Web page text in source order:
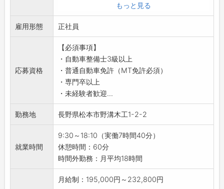
ィ、フォルクスワーゲン、ポルシェ、
ライスラー、ジープ、ジャガー、
ロータス、ボルボ、プジョー、ルノー、シトロ
エン、フィアット、アルファロメオ
ロイヤルでは、スタッフ一人ひとりが輝ける環
境を大切にしています◎
せんか？
あなたが活躍できるフィールドを用意して、お
待ちしております！
全力でサポートします♪
共に大きく成長していきましょう！
＼
お教えいたします◎
・車検のコバックのチェーン店としての研修も
ップします♪
・心温かい先輩たちが丁寧かつ優しく教えてく
れます♪
【職場の雰囲気・社風】
■意思疎通が図りやすい職場を目指していま
す！
・直接、先輩や上司に何でも話せる「1on1面
談」を実施！
・「伝わる伝え方」の研修を実施！
■さまざまなスタッフが活躍！
・スタッフの年代別構成比率は、20代が
12％。
・消耗部品の交換
・鈑金作業
★お客様が安心してカーライフを送れるよう、
車を整備する大切なお仕事です♪
【やりがい】
・任された仕事をやり遂げたときの達成感！
・難解な不具合の原因を特定して解決したとき
に、自身の成長を感じられます！
・お客様からいただく感謝の言葉は、明日の仕
事へのモチベーションに繋がります◎
・マツダ独自の価値観に基づき、お客様の信頼
を得るために“心技の育成”を目標とし、人材育
成に力を入れています。
・継続的な成長確認を通じて研鑽に励み、社員
もっと見る
雇用形態 正社員
応募資格
【必須事項】
・自動車整備士3級以上
・普通自動車免許（MT免許必須）
・専門卒以上
・未経験者歓迎...
勤務地 長野県松本市野溝木工1-2-2
就業時間
9:30～18:10（実働7時間40分）
休憩時間：60分
時間外勤務：月平均18時間
月給制：195,000円～232,800円